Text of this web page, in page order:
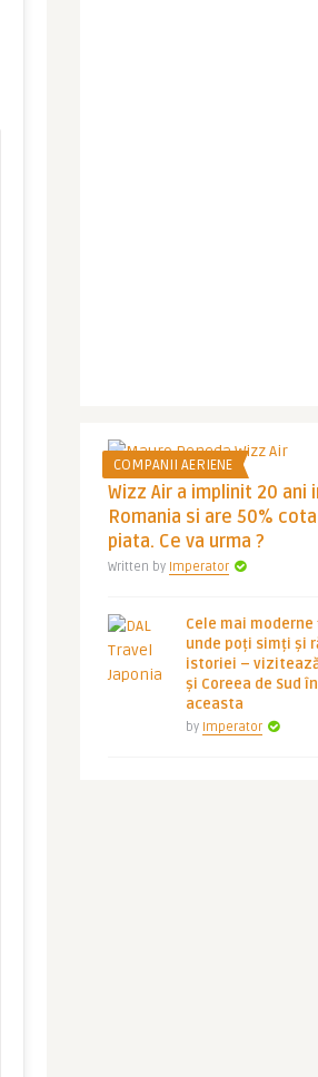
COMPANII AERIENE
Wizz Air a implinit 20 ani
Romania si are 50%
piata. Ce va urma ?
Written by Imperator
Cele mai
unde poți simți și
istoriei –
și Coreea de Sud
aceasta
by Imperator